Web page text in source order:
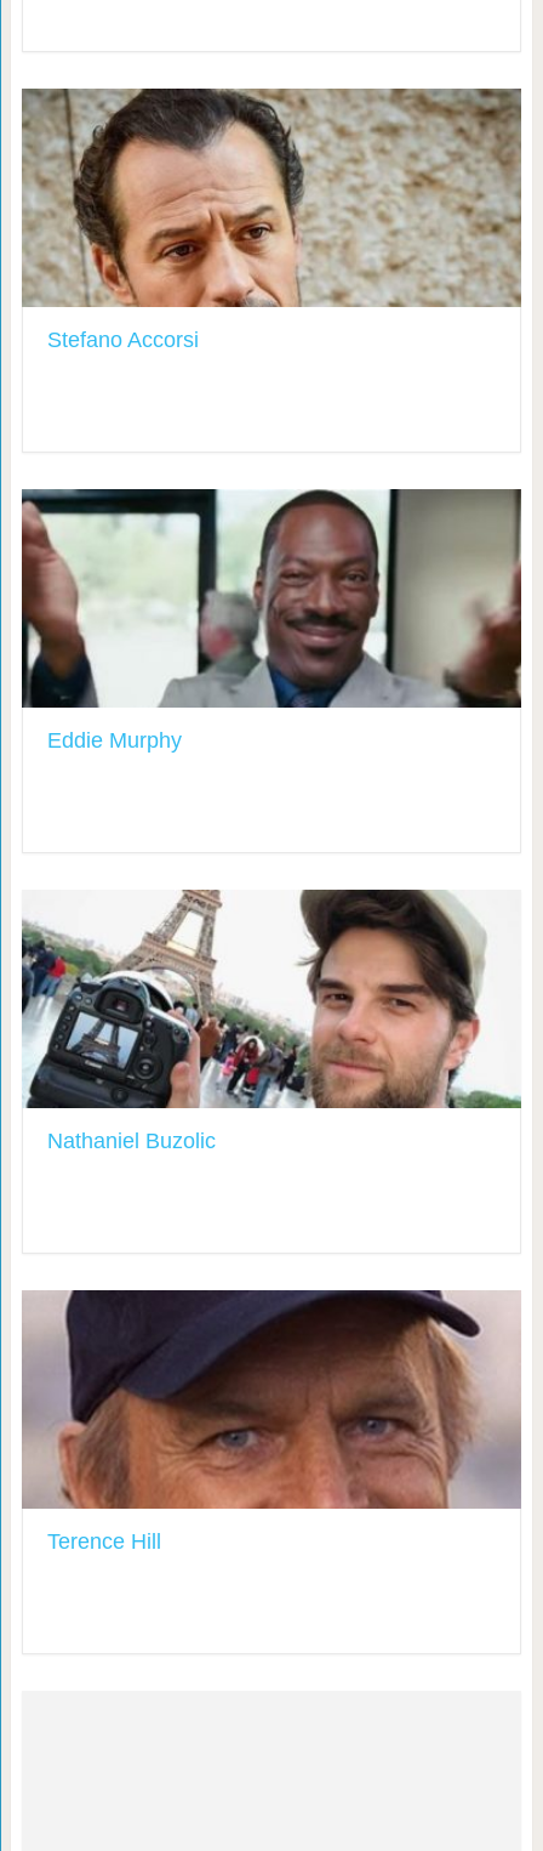
Stefano Accorsi
Eddie Murphy
Nathaniel Buzolic
Terence Hill